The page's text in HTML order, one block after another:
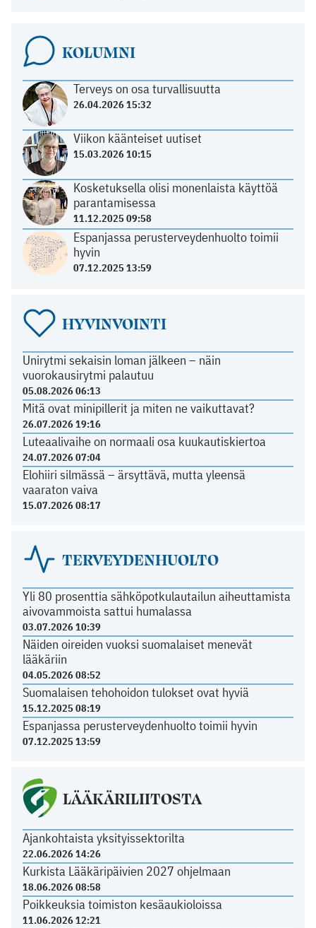
KOLUMNI
Terveys on osa turvallisuutta
26.04.2026 15:32
Viikon käänteiset uutiset
15.03.2026 10:15
Kosketuksella olisi monenlaista käyttöä
parantamisessa
11.12.2025 09:58
Espanjassa perusterveydenhuolto toimii
hyvin
07.12.2025 13:59
HYVINVOINTI
Unirytmi sekaisin loman jälkeen – näin
vuorokausirytmi palautuu
05.08.2026 06:13
Mitä ovat minipillerit ja miten ne vaikuttavat?
26.07.2026 19:16
Luteaalivaihe on normaali osa kuukautiskiertoa
24.07.2026 07:04
Elohiiri silmässä – ärsyttävä, mutta yleensä
vaaraton vaiva
15.07.2026 08:17
TERVEYDENHUOLTO
Yli 80 prosenttia sähköpotkulautailun aiheuttamista
aivovammoista sattui humalassa
03.07.2026 10:39
Näiden oireiden vuoksi suomalaiset menevät
lääkäriin
04.05.2026 08:52
Suomalaisen tehohoidon tulokset ovat hyviä
15.12.2025 08:19
Espanjassa perusterveydenhuolto toimii hyvin
07.12.2025 13:59
LÄÄKÄRILIITOSTA
Ajankohtaista yksityissektorilta
22.06.2026 14:26
Kurkista Lääkäripäivien 2027 ohjelmaan
18.06.2026 08:58
Poikkeuksia toimiston kesäaukioloissa
11.06.2026 12:21